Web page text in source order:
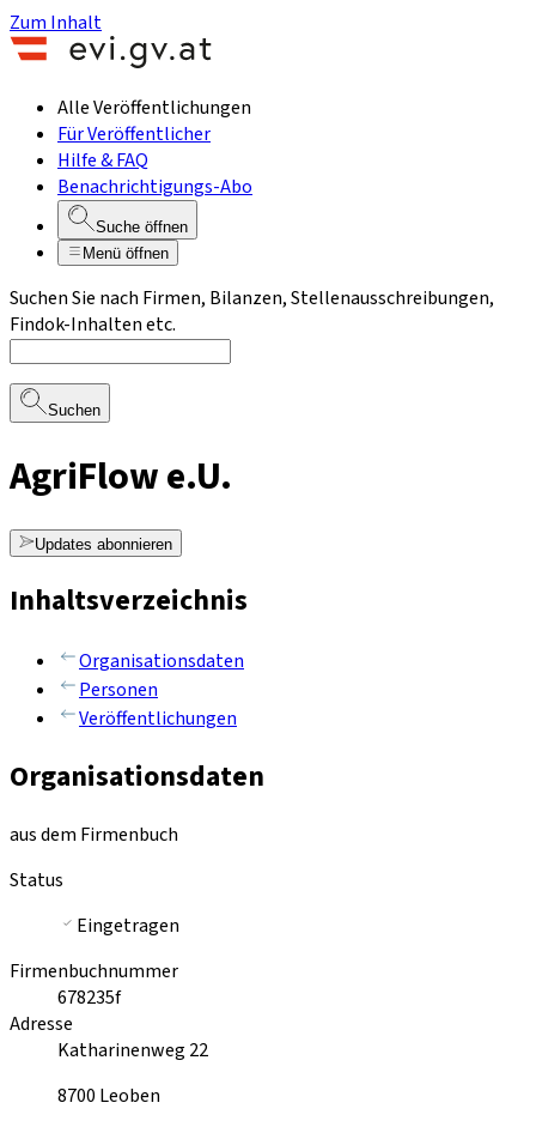
Zum Inhalt
Alle Veröffentlichungen
Für Veröffentlicher
Hilfe & FAQ
Benachrichtigungs-Abo
Suche öffnen
Menü öffnen
Suchen Sie nach Firmen, Bilanzen, Stellenausschreibungen,
Findok-Inhalten etc.
Suchen
AgriFlow e.U.
Updates abonnieren
Inhaltsverzeichnis
Organisationsdaten
Personen
Veröffentlichungen
Organisationsdaten
aus dem Firmenbuch
Status
Eingetragen
Firmenbuchnummer
678235f
Adresse
Katharinenweg 22
8700 Leoben